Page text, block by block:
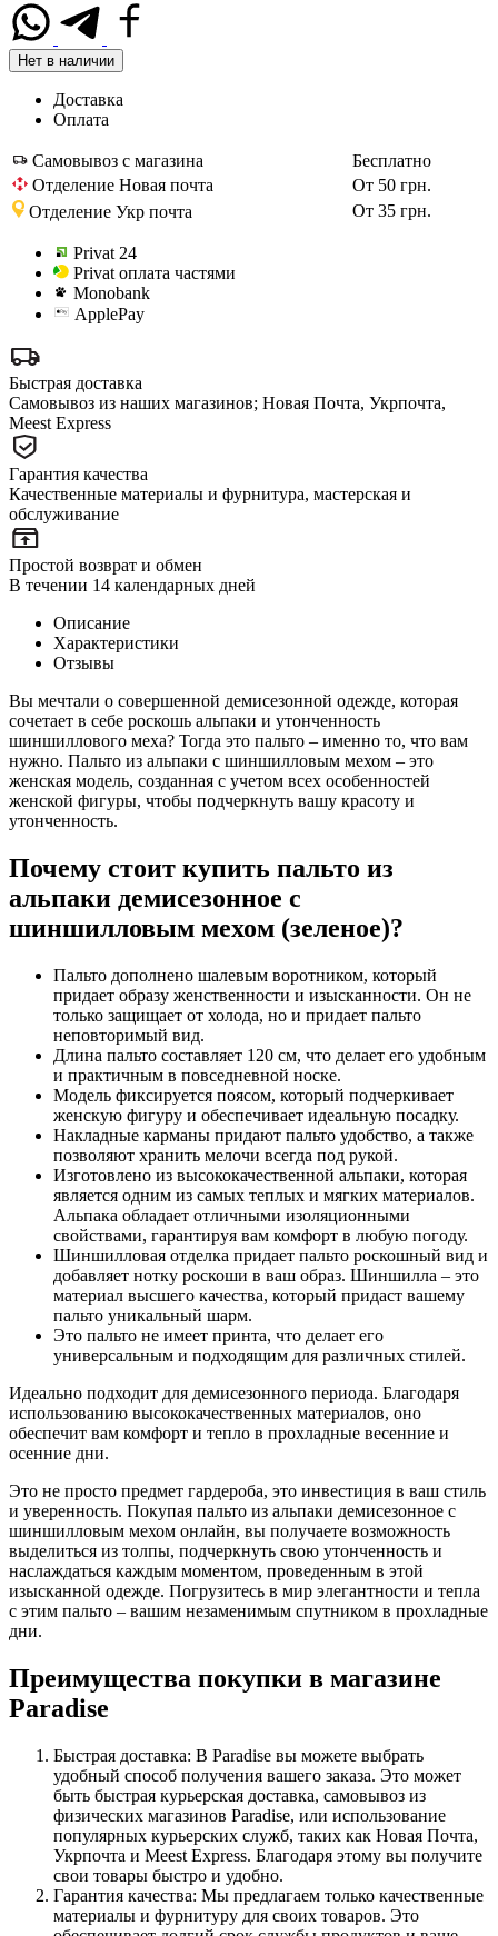
Нет в наличии
Доставка
Оплата
Самовывоз с магазина
Бесплатно
Отделение Новая почта
От 50 грн.
Отделение Укр почта
От 35 грн.
Privat 24
Privat оплата частями
Monobank
ApplePay
Быстрая доставка
Самовывоз из наших магазинов; Новая Почта, Укрпочта,
Meest Express
Гарантия качества
Качественные материалы и фурнитура, мастерская и
обслуживание
Простой возврат и обмен
В течении 14 календарных дней
Описание
Характеристики
Отзывы
Вы мечтали о совершенной демисезонной одежде, которая
сочетает в себе роскошь альпаки и утонченность
шиншиллового меха? Тогда это пальто – именно то, что вам
нужно. Пальто из альпаки с шиншилловым мехом – это
женская модель, созданная с учетом всех особенностей
женской фигуры, чтобы подчеркнуть вашу красоту и
утонченность.
Почему стоит купить пальто из
альпаки демисезонное с
шиншилловым мехом (зеленое)?
Пальто дополнено шалевым воротником, который
придает образу женственности и изысканности. Он не
только защищает от холода, но и придает пальто
неповторимый вид.
Длина пальто составляет 120 см, что делает его удобным
и практичным в повседневной носке.
Модель фиксируется поясом, который подчеркивает
женскую фигуру и обеспечивает идеальную посадку.
Накладные карманы придают пальто удобство, а также
позволяют хранить мелочи всегда под рукой.
Изготовлено из высококачественной альпаки, которая
является одним из самых теплых и мягких материалов.
Альпака обладает отличными изоляционными
свойствами, гарантируя вам комфорт в любую погоду.
Шиншилловая отделка придает пальто роскошный вид и
добавляет нотку роскоши в ваш образ. Шиншилла – это
материал высшего качества, который придаст вашему
пальто уникальный шарм.
Это пальто не имеет принта, что делает его
универсальным и подходящим для различных стилей.
Идеально подходит для демисезонного периода. Благодаря
использованию высококачественных материалов, оно
обеспечит вам комфорт и тепло в прохладные весенние и
осенние дни.
Это не просто предмет гардероба, это инвестиция в ваш стиль
и уверенность. Покупая пальто из альпаки демисезонное с
шиншилловым мехом онлайн, вы получаете возможность
выделиться из толпы, подчеркнуть свою утонченность и
наслаждаться каждым моментом, проведенным в этой
изысканной одежде. Погрузитесь в мир элегантности и тепла
с этим пальто – вашим незаменимым спутником в прохладные
дни.
Преимущества покупки в магазине
Paradise
Быстрая доставка: В Paradise вы можете выбрать
удобный способ получения вашего заказа. Это может
быть быстрая курьерская доставка, самовывоз из
физических магазинов Paradise, или использование
популярных курьерских служб, таких как Новая Почта,
Укрпочта и Meest Express. Благодаря этому вы получите
свои товары быстро и удобно.
Гарантия качества: Мы предлагаем только качественные
материалы и фурнитуру для своих товаров. Это